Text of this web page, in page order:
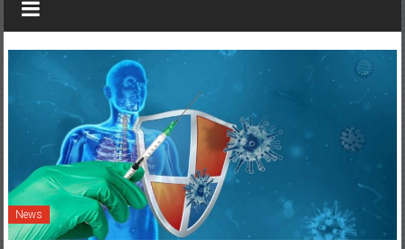
News